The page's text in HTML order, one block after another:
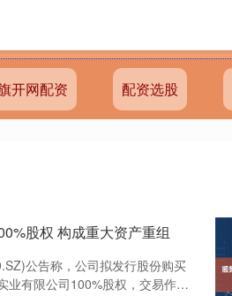
开网配资 配资选股
股权 构成重大资产重组
公告称，公司拟发行股份购买
业有限公司100%股权，交易作价